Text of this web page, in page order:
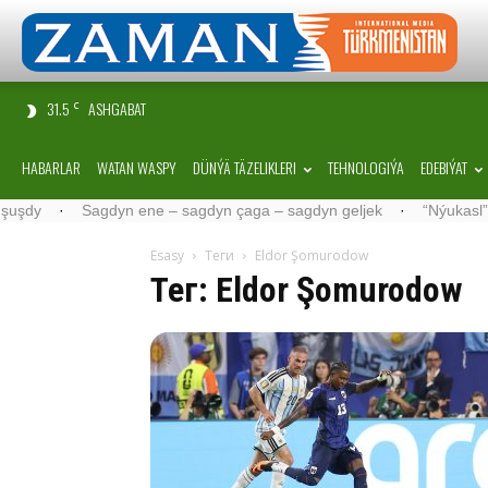
31.5 C ASHGABAT
HABARLAR WATAN WASPY DÜNÝÄ TÄZELIKLERI TEHNOLOGIÝA EDEBIÝAT
Sagdyn ene – sagdyn çaga – sagdyn geljek · “Nýukasl”
Esasy Теги Eldor Şomurodow
Тег: Eldor Şomurodow